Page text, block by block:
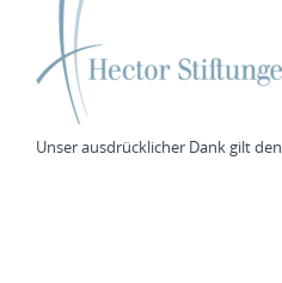
Unser ausdrücklicher Dank gilt den